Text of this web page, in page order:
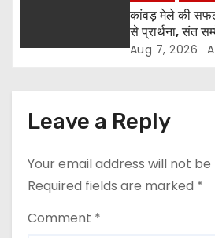
कांवड़ मेले की
से प्रार्थना, संत
पर मंथन
Aug 7, 2026
Leave a Reply
Your email address will not be
Required fields are marked *
Comment *